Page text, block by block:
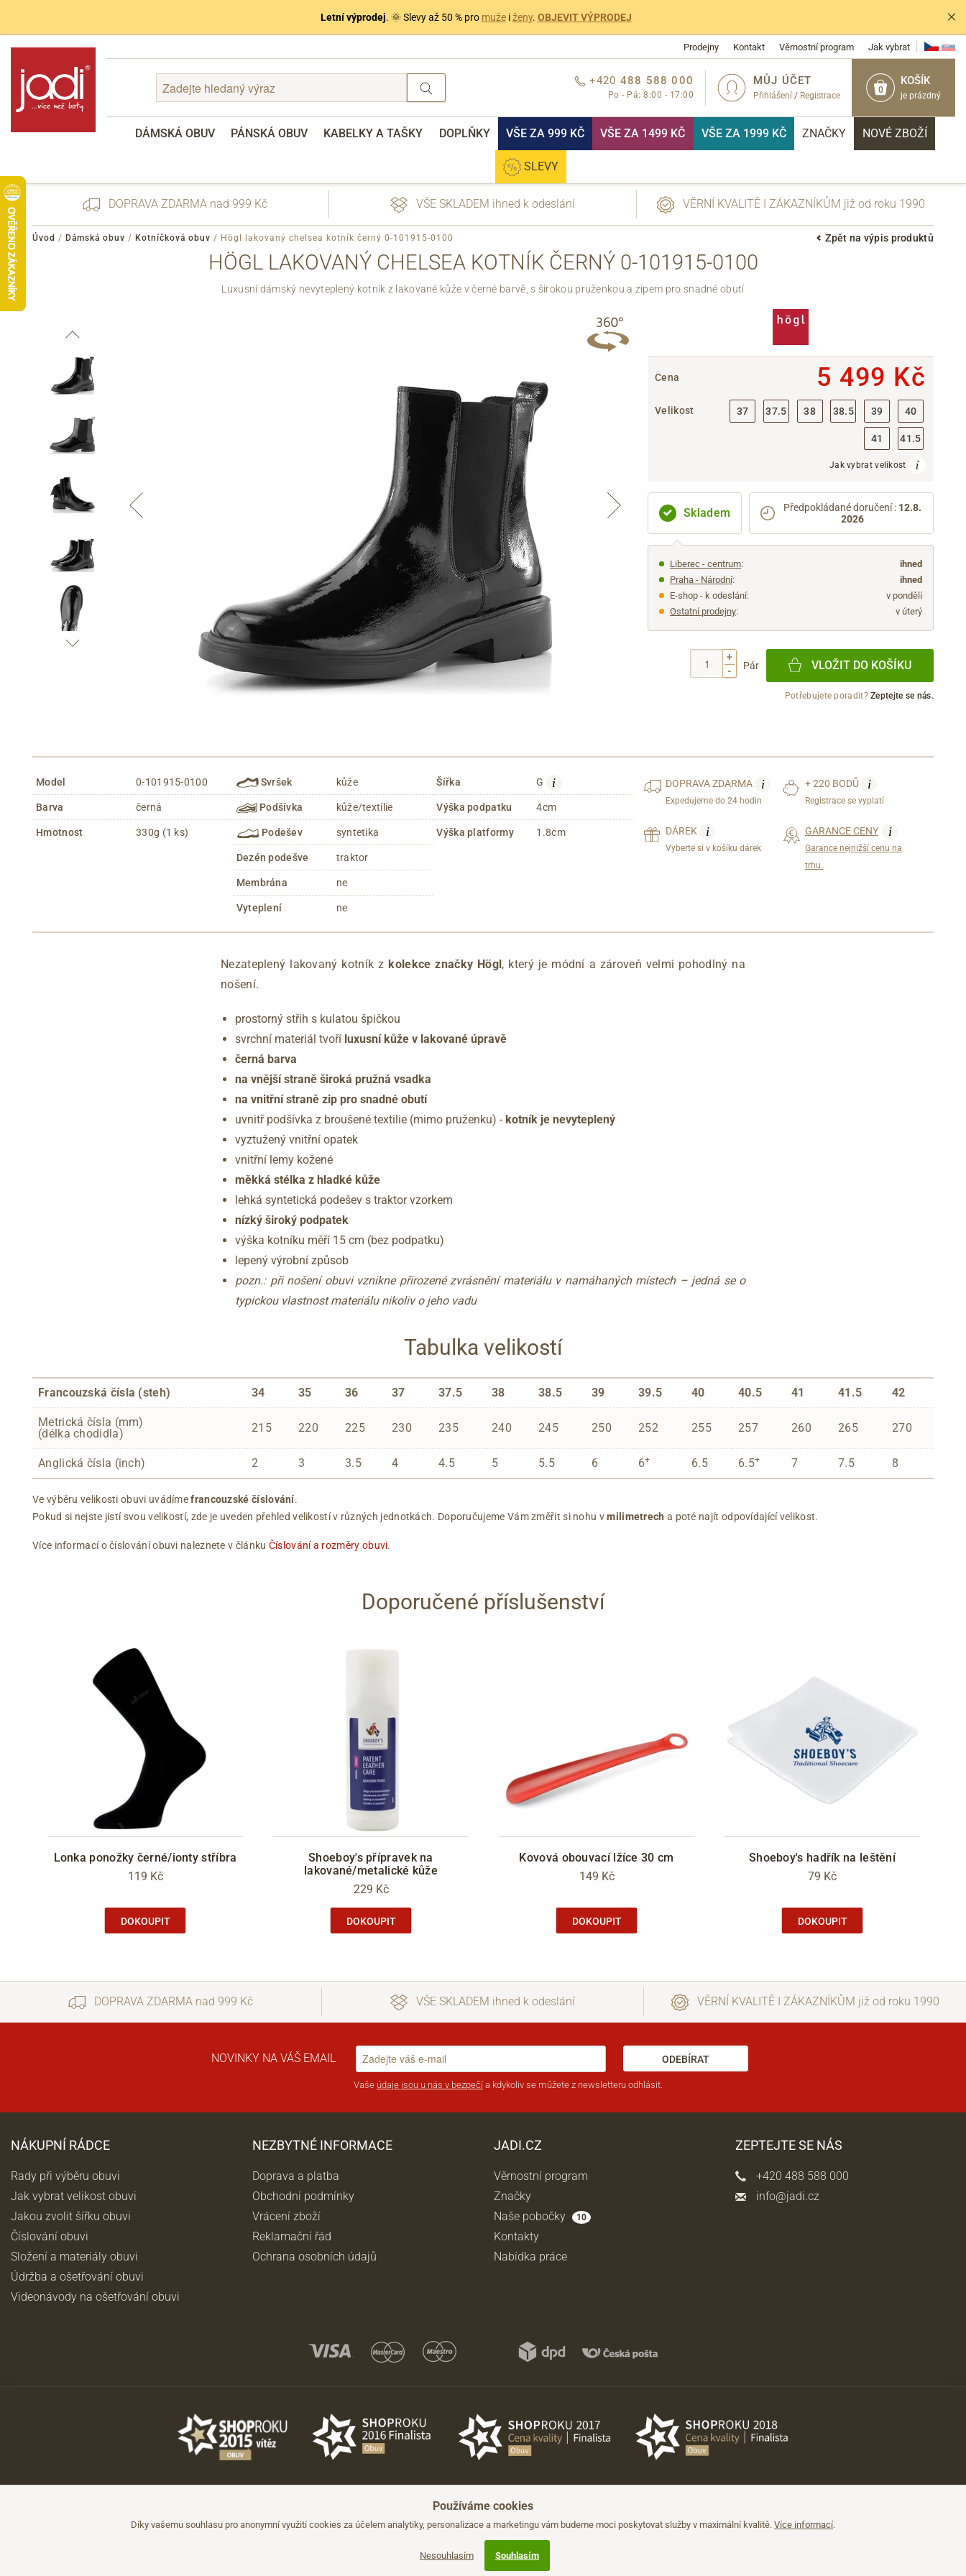
Letní výprodej. 🌞 Slevy až 50 % pro mužeiženy. OBJEVIT VÝPRODEJ
Prodejny Kontakt Věrnostní program Jak vybrat
0
KOŠÍK
je prázdný
MŮJ ÚČET
Přihlášení / Registrace
+420 488 588 000
Po - Pá: 8:00 - 17:00
DÁMSKÁ OBUV PÁNSKÁ OBUV KABELKY A TAŠKY DOPLŇKY VŠE ZA 999 KČ VŠE ZA 1499 KČ VŠE ZA 1999 KČ ZNAČKY NOVÉ ZBOŽÍ
SLEVY
Přes Seznam
Přes Google
DOPRAVA ZDARMA nad 999 Kč VŠE SKLADEM ihned k odeslání VĚRNÍ KVALITĚ I ZÁKAZNÍKŮM již od roku 1990
Zpět na výpis produktů
Úvod / Dámská obuv / Kotníčková obuv / Högl lakovaný chelsea kotník černý 0-101915-0100
HÖGL LAKOVANÝ CHELSEA KOTNÍK ČERNÝ 0-101915-0100
Luxusní dámský nevyteplený kotník z lakované kůže v černé barvě, s širokou pruženkou a zipem pro snadné obutí
Cena 5 499 Kč
Velikost 37 37.5 38 38.5 39 40
41 41.5
Jak vybrat velikost
Skladem Předpokládané doručení : 12.8.
2026
Liberec - centrum:
ihned
Praha - Národní:
ihned
E-shop - k odeslání:
v pondělí
Ostatní prodejny: v úterý
+
-
Pár VLOŽIT DO KOŠÍKU
Potřebujete poradit?Zeptejte se nás.
Model 0-101915-0100
Barva černá
Hmotnost 330g (1 ks)
Svršek kůže
Podšívka kůže/textílie
Podešev syntetika
Dezén podešve traktor
Membrána ne
Vyteplení ne
Šířka G i
Výška podpatku 4cm
Výška platformy 1.8cm
DOPRAVAZDARMA i
Expedujeme do 24 hodin
+ 220 BODŮ i
Registrace se vyplatí
DÁREK i
Vyberte si v košíku dárek
GARANCE CENY i
Garance nejnižší cenu na
trhu.
Nezateplený lakovaný kotník zkolekce značky Högl, který je módní a zároveň velmi pohodlný na
nošení.
prostorný střih s kulatou špičkou
svrchní materiál tvoří luxusní kůže v lakované úpravě
černá barva
na vnější straně široká pružná vsadka
na vnitřní straně zip pro snadné obutí
uvnitř podšívka z broušené textilie (mimo pruženku) - kotník je nevyteplený
vyztužený vnitřní opatek
vnitřní lemy kožené
měkká stélka z hladké kůže
lehká syntetická podešev s traktor vzorkem
nízký široký podpatek
výška kotníku měří 15 cm (bez podpatku)
lepený výrobní způsob
pozn.: při nošení obuvi vznikne přirozené zvrásnění materiálu v namáhaných místech – jedná se o
typickou vlastnost materiálu nikoliv o jeho vadu
Tabulka velikostí
Francouzská čísla (steh) 34 35 36 37 37.5 38 38.5 39 39.5 40 40.5 41 41.5 42
Metrická čísla (mm)
(délka chodidla)
215 220 225 230 235 240 245 250 252 255 257 260 265 270
Anglická čísla (inch) 2 3 3.5 4 4.5 5 5.5 6 6+ 6.5 6.5+ 7 7.5 8
Ve výběru velikosti obuvi uvádímefrancouzské číslování.
Pokud si nejste jistí svou velikostí, zde je uveden přehled velikostí v různých jednotkách. Doporučujeme Vám změřit si nohu vmilimetrech a poté najít odpovídající velikost.
Více informací o číslování obuvi naleznete v článku Číslování a rozměry obuvi.
Doporučené příslušenství
Lonka ponožky černé/ionty stříbra
119 Kč
DOKOUPIT
Shoeboy's přípravek na
lakované/metalické kůže
229 Kč
DOKOUPIT
Kovová obouvací lžíce 30 cm
149 Kč
DOKOUPIT
Shoeboy's hadřík na leštění
79 Kč
DOKOUPIT
DOPRAVA ZDARMA nad 999 Kč VŠE SKLADEM ihned k odeslání VĚRNÍ KVALITĚ I ZÁKAZNÍKŮM již od roku 1990
NOVINKY NA VÁŠ EMAIL ODEBÍRAT
Vaše údaje jsou u nás v bezpečí a kdykoliv se můžete z newsletteru odhlásit.
NÁKUPNÍ RÁDCE
Rady při výběru obuvi
Jak vybrat velikost obuvi
Jakou zvolit šířku obuvi
Číslování obuvi
Složení a materiály obuvi
Údržba a ošetřování obuvi
Videonávody na ošetřování obuvi
NEZBYTNÉ INFORMACE
Doprava a platba
Obchodní podmínky
Vrácení zboží
Reklamační řád
Ochrana osobních údajů
JADI.CZ
Věrnostní program
Značky
Naše pobočky
10
Kontakty
Nabídka práce
ZEPTEJTE SE NÁS
+420 488 588 000
info@jadi.cz
Simplia.cz.
Používáme cookies
Díky vašemu souhlasu pro anonymní využití cookies za účelem analytiky, personalizace a marketingu vám budeme moci poskytovat služby v maximální kvalitě. Více informací.
Nesouhlasím Souhlasím